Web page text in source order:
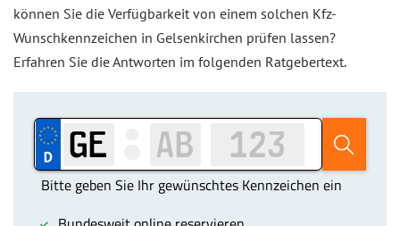
können Sie die Verfügbarkeit von einem solchen Kfz-
Wunschkennzeichen in Gelsenkirchen prüfen lassen?
Erfahren Sie die Antworten im folgenden Ratgebertext.